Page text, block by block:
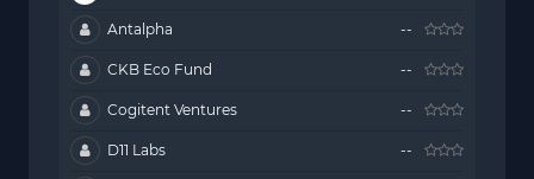
Antalpha --
CKB Eco Fund --
Cogitent Ventures --
D11 Labs --